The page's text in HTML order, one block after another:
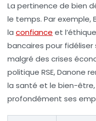
La pertinence de bien
le temps. Par exemple,
la confiance et
bancaires pour
malgré des crises
politique RSE, Danone
la santé et le bien-être,
profondément ses